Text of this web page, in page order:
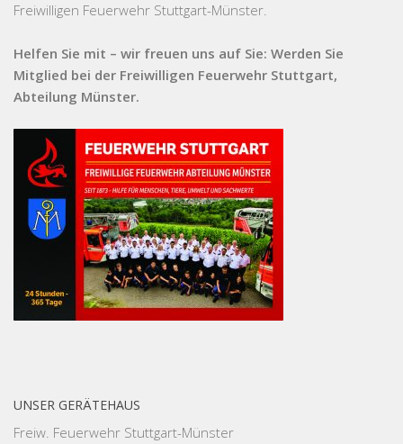
Freiwilligen Feuerwehr Stuttgart-Münster.
Helfen Sie mit – wir freuen uns auf Sie: Werden Sie
Mitglied bei der Freiwilligen Feuerwehr Stuttgart,
Abteilung Münster.
UNSER GERÄTEHAUS
Freiw. Feuerwehr Stuttgart-Münster